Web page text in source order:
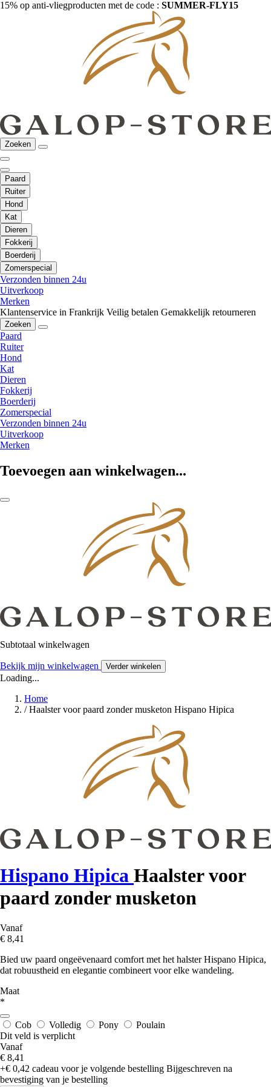
15% op anti-vliegproducten met de code : SUMMER-FLY15
Zoeken
Paard
Ruiter
Hond
Kat
Dieren
Fokkerij
Boerderij
Zomerspecial
Verzonden binnen 24u
Uitverkoop
Merken
Klantenservice in Frankrijk Veilig betalen Gemakkelijk retourneren
Zoeken
Paard
Ruiter
Hond
Kat
Dieren
Fokkerij
Boerderij
Zomerspecial
Verzonden binnen 24u
Uitverkoop
Merken
Toevoegen aan winkelwagen...
Subtotaal winkelwagen
Bekijk mijn winkelwagen Verder winkelen
Loading...
Home
/ Haalster voor paard zonder musketon Hispano Hipica
Hispano Hipica Haalster voor
paard zonder musketon
Vanaf
€ 8,41
Bied uw paard ongeëvenaard comfort met het halster Hispano Hipica,
dat robuustheid en elegantie combineert voor elke wandeling.
Maat
*
Cob Volledig Pony
Poulain
Dit veld is verplicht
Vanaf
€ 8,41
+€ 0,42 cadeau voor je volgende bestelling Bijgeschreven na
bevestiging van je bestelling